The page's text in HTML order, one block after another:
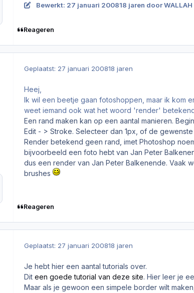
Bewerkt: 27 januari 200818 jaren door WALLAH
Reageren
Geplaatst: 27 januari 200818 jaren
Heej,
Ik wil een beetje gaan fotoshoppen, maar ik kom
weet iemand ook wat het woord 'render'
Een rand maken kan op een aantal manieren.
Edit - > Stroke. Selecteer dan 1px, of de
Render betekend geen rand, imet Photoshop
bijvoorbeeld een foto hebt van Jan Peter
dus een render van Jan Peter Balkenende. Vaak
brushes
Reageren
Geplaatst: 27 januari 200818 jaren
Je hebt hier een aantal tutorials over.
Dit een goede tutorial van deze site. Hier leer je
Maar als je gewoon een simpele border wilt